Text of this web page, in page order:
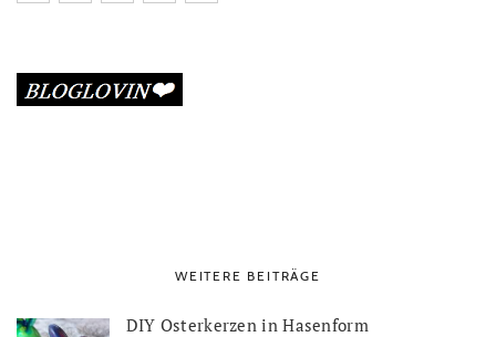
WEITERE BEITRÄGE
DIY Osterkerzen in Hasenform